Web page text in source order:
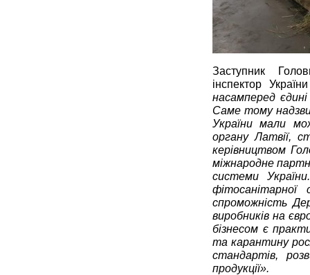
Заступник
інспектор
насамперед
Саме тому
України мали
органу Латвії,
керівництвом
міжнародне
системи
спроможність
виробників на
бізнесом є
та карантину
стандартів,
продукції».